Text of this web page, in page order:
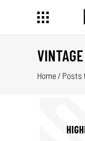
Home / Posts